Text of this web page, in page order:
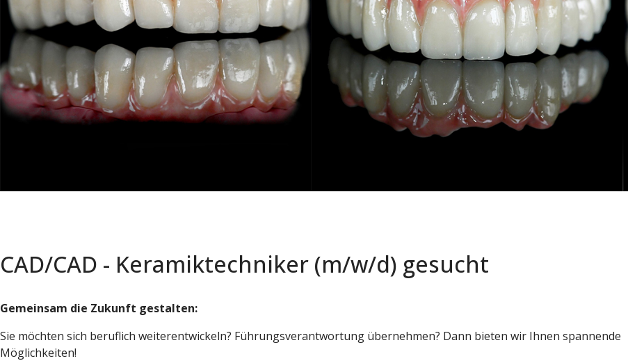
CAD/CAD - Keramiktechniker (m/w/d) gesucht
Gemeinsam die Zukunft gestalten:
Sie möchten sich beruflich weiterentwickeln? Führungsverantwortung übernehmen? Dann bieten wir Ihnen spannende
Möglichkeiten!